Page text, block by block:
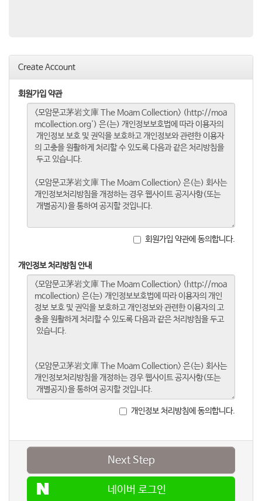
Create Account
회원가입 약관
회원가입 약관에 동의합니다.
개인정보 처리방침 안내
개인정보 처리방침에 동의합니다.
Next Step
네이버 로그인